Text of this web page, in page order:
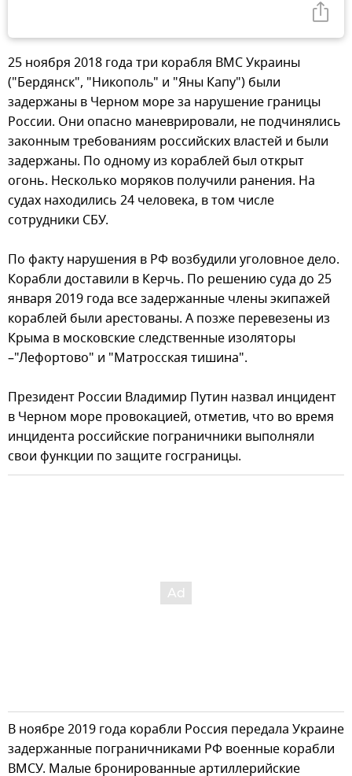
25 ноября 2018 года три корабля ВМС Украины
("Бердянск", "Никополь" и "Яны Капу") были
задержаны в Черном море за нарушение границы
России. Они опасно маневрировали, не подчинялись
законным требованиям российских властей и были
задержаны. По одному из кораблей был открыт
огонь. Несколько моряков получили ранения. На
судах находились 24 человека, в том числе
сотрудники СБУ.
По факту нарушения в РФ возбудили уголовное дело.
Корабли доставили в Керчь. По решению суда до 25
января 2019 года все задержанные члены экипажей
кораблей были арестованы. А позже перевезены из
Крыма в московские следственные изоляторы
–"Лефортово" и "Матросская тишина".
Президент России Владимир Путин назвал инцидент
в Черном море провокацией, отметив, что во время
инцидента российские пограничники выполняли
свои функции по защите госграницы.
В ноябре 2019 года корабли Россия передала Украине
задержанные пограничниками РФ военные корабли
ВМСУ. Малые бронированные артиллерийские